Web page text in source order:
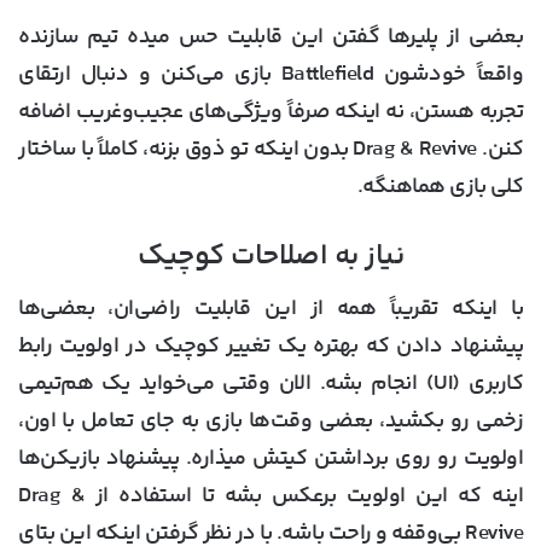
بعضی از پلیرها گفتن این قابلیت حس میده تیم سازنده
واقعاً خودشون Battlefield بازی می‌کنن و دنبال ارتقای
تجربه هستن، نه اینکه صرفاً ویژگی‌های عجیب‌وغریب اضافه
کنن. Drag & Revive بدون اینکه تو ذوق بزنه، کاملاً با ساختار
کلی بازی هماهنگه.
نیاز به اصلاحات کوچیک
با اینکه تقریباً همه از این قابلیت راضی‌ان، بعضی‌ها
پیشنهاد دادن که بهتره یک تغییر کوچیک دراولویت رابط
کاربری (UI)
انجام بشه. الان وقتی می‌خواید یک هم‌تیمی
زخمی رو بکشید، بعضی وقت‌ها بازی به جای تعامل با اون،
اولویت رو روی برداشتن کیتش میذاره. پیشنهاد بازیکن‌ها
اینه که این اولویت برعکس بشه تا استفاده از Drag &
Revive بی‌وقفه و راحت باشه. با در نظر گرفتن اینکه این بتای